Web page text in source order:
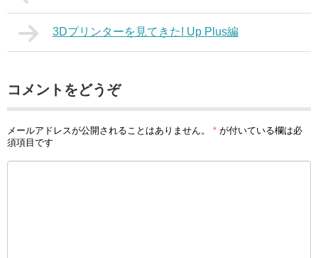
3Dプリンターを見てきた! Up Plus編
コメントをどうぞ
メールアドレスが公開されることはありません。 * が付いている欄は必
須項目です